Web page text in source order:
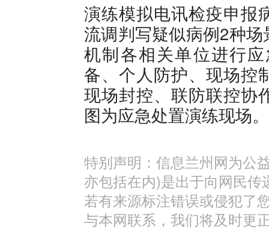
演练模拟电讯检疫申报
流调判写疑似病例2种
机制各相关单位进行
备、个人防护、现场控
现场封控、联防联控协
图为应急处置演练现场。
特别声明：信息兰州网为公
亦包括在内)是出于向网民
若有来源标注错误或侵犯了
与本网联系，我们将及时更